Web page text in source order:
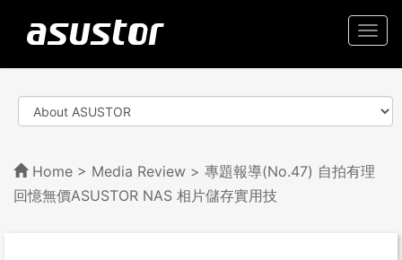
Home > Media Review > 專題報導(No.47) 自拍有理
回憶無價ASUSTOR NAS 相片儲存實用技